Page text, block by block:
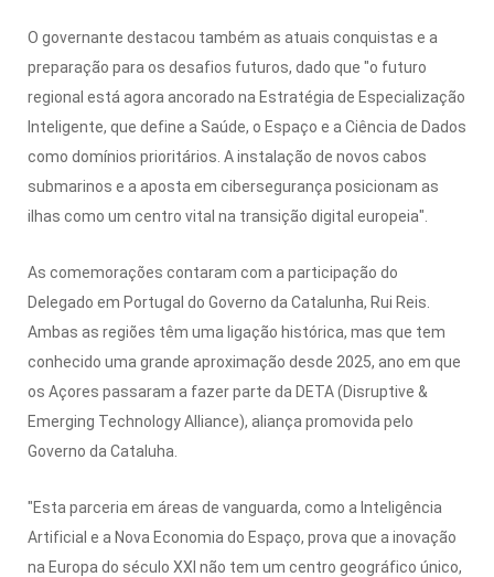
O governante destacou também as atuais conquistas e a
preparação para os desafios futuros, dado que "o futuro
regional está agora ancorado na Estratégia de Especialização
Inteligente, que define a Saúde, o Espaço e a Ciência de Dados
como domínios prioritários. A instalação de novos cabos
submarinos e a aposta em cibersegurança posicionam as
ilhas como um centro vital na transição digital europeia".
As comemorações contaram com a participação do
Delegado em Portugal do Governo da Catalunha, Rui Reis.
Ambas as regiões têm uma ligação histórica, mas que tem
conhecido uma grande aproximação desde 2025, ano em que
os Açores passaram a fazer parte da DETA (Disruptive &
Emerging Technology Alliance), aliança promovida pelo
Governo da Cataluha.
"Esta parceria em áreas de vanguarda, como a Inteligência
Artificial e a Nova Economia do Espaço, prova que a inovação
na Europa do século XXI não tem um centro geográfico único,